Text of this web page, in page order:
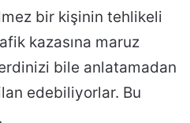
bir kişinin tehlikeli
kazasına maruz
bile anlatamadan
edebiliyorlar. Bu